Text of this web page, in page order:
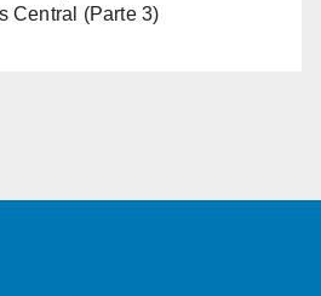
Central (Parte 3)